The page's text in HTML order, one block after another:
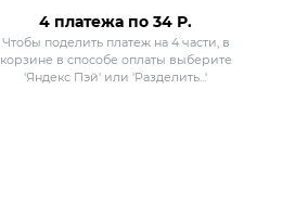
4 платежа по34 Р.
Чтобы поделить платеж на 4 части, в
корзине в способе оплаты выберите
'Яндекс Пэй' или 'Разделить...'